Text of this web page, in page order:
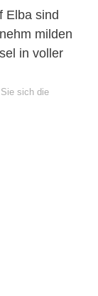
Elba sind
milden
in voller
sich die